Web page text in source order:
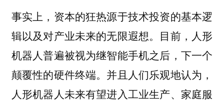
事实上，资本的狂热源于技术投资的基本逻
辑以及对产业未来的无限遐想。目前，人形
机器人普遍被视为继智能手机之后，下一个
颠覆性的硬件终端。并且人们乐观地认为，
人形机器人未来有望进入工业生产、家庭服